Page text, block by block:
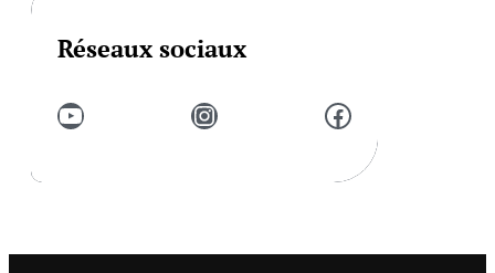
Réseaux sociaux
YouTube Instagram Facebook